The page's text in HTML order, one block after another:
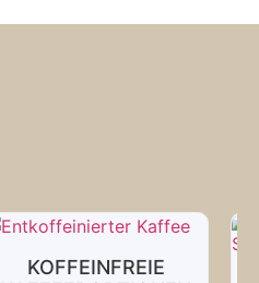
KOFFEINFREIE